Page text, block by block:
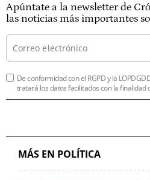
Apúntate a la newsletter de
las noticias más importantes
De conformidad con el RGPD y la
tratará los datos facilitados con la finalidad
MÁS EN POLÍTICA